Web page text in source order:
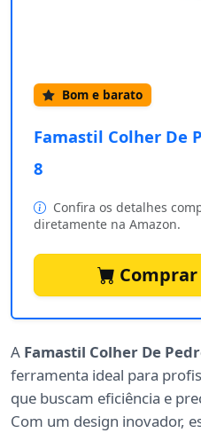
Bom e barato
Famastil Colher De
8
Confira os detalhes
diretamente na Amazon.
A Famastil Colher De
ferramenta ideal para
que buscam eficiência e
Com um design inovador,